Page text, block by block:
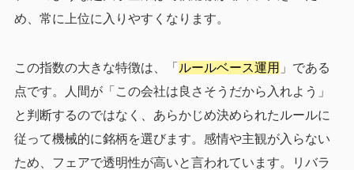
め、常に上位に入りやすくなります。
この指数の大きな特徴は、「 ルールベース運用 」である
点です。人間が「この会社は良さそうだから入れよう」
と判断するのではなく、あらかじめ決められたルールに
従って機械的に銘柄を選びます。感情や主観が入らない
ため、フェアで透明性が高いと言われています。リバラ